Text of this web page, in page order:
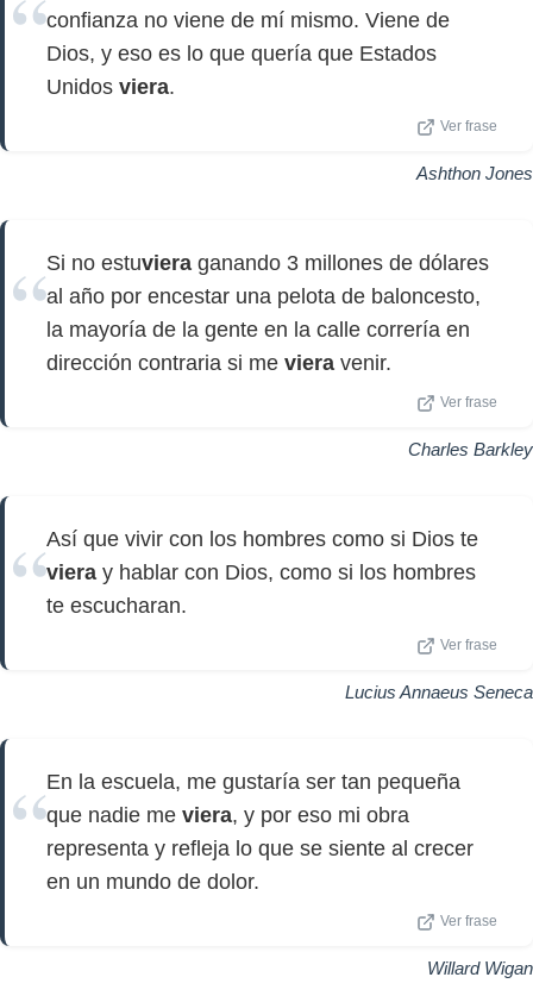
confianza no viene de mí mismo. Viene de
Dios, y eso es lo que quería que Estados
Unidos viera.
Ver frase
Ashthon Jones
Si no estuviera ganando 3 millones de dólares
al año por encestar una pelota de baloncesto,
la mayoría de la gente en la calle correría en
dirección contraria si me viera venir.
Ver frase
Charles Barkley
Así que vivir con los hombres como si Dios te
viera y hablar con Dios, como si los hombres
te escucharan.
Ver frase
Lucius Annaeus Seneca
En la escuela, me gustaría ser tan pequeña
que nadie me viera, y por eso mi obra
representa y refleja lo que se siente al crecer
en un mundo de dolor.
Ver frase
Willard Wigan